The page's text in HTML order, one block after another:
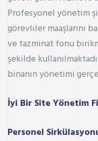
Profesyonel yönetim
görevliler maaşlarını
ve tazminat fonu
şekilde
binanın yönetimi
İyi Bir Site Yönetim
Personel